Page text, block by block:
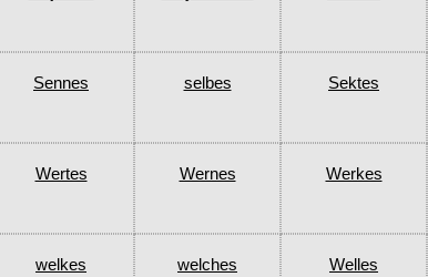
Sennes selbes Sektes
Wertes Wernes Werkes
welkes welches Welles